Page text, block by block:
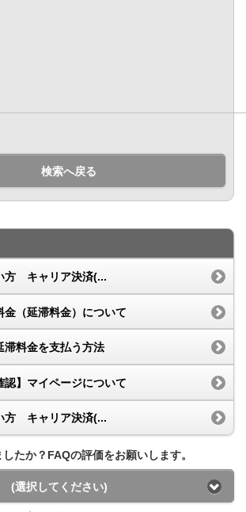
検索へ戻る
方 キャリア決済(...
金（延滞料金）について
滞料金を支払う方法
認】マイページについて
方 キャリア決済(...
たか？FAQの評価をお願いします。
(選択してください)